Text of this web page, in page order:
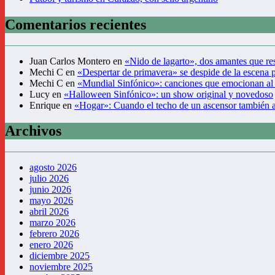
Comentarios recientes
Juan Carlos Montero en «Nido de lagarto», dos amantes que
Mechi C en «Despertar de primavera» se despide de la escena
Mechi C en «Mundial Sinfónico»: canciones que emocionan al
Lucy en «Halloween Sinfónico»: un show original y novedoso
Enrique en «Hogar»: Cuando el techo de un ascensor también
Archivos
agosto 2026
julio 2026
junio 2026
mayo 2026
abril 2026
marzo 2026
febrero 2026
enero 2026
diciembre 2025
noviembre 2025